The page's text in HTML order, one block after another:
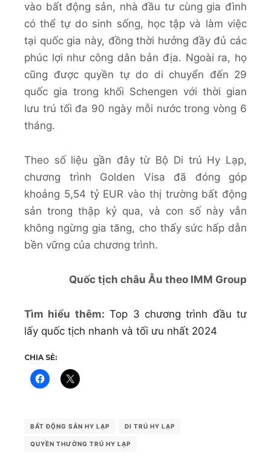
vào bất động sản, nhà đầu tư cùng gia đình
có thể tự do sinh sống, học tập và làm việc
tại quốc gia này, đồng thời hưởng đầy đủ các
phúc lợi như công dân bản địa. Ngoài ra, họ
cũng được quyền tự do di chuyển đến 29
quốc gia trong khối Schengen với thời gian
lưu trú tối đa 90 ngày mỗi nước trong vòng 6
tháng.
Theo số liệu gần đây từ Bộ Di trú Hy Lạp,
chương trình Golden Visa đã đóng góp
khoảng 5,54 tỷ EUR vào thị trường bất động
sản trong thập kỷ qua, và con số này vẫn
không ngừng gia tăng, cho thấy sức hấp dẫn
bền vững của chương trình.
Quốc tịch châu Âu theo IMM Group
Tìm hiểu thêm: Top 3 chương trình đầu tư
lấy quốc tịch nhanh và tối ưu nhất 2024
CHIA SẺ:
BẤT ĐỘNG SẢN HY LẠP DI TRÚ HY LẠP
QUYỀN THƯỜNG TRÚ HY LẠP